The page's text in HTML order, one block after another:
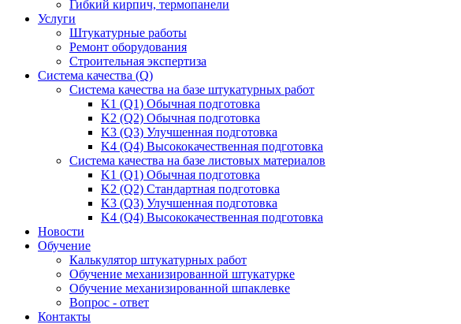
Гибкий кирпич, термопанели
Услуги
Штукатурные работы
Ремонт оборудования
Строительная экспертиза
Система качества (Q)
Система качества на базе штукатурных работ
K1 (Q1) Обычная подготовка
K2 (Q2) Обычная подготовка
K3 (Q3) Улучшенная подготовка
K4 (Q4) Высококачественная подготовка
Система качества на базе листовых материалов
K1 (Q1) Обычная подготовка
K2 (Q2) Стандартная подготовка
K3 (Q3) Улучшенная подготовка
K4 (Q4) Высококачественная подготовка
Новости
Обучение
Калькулятор штукатурных работ
Обучение механизированной штукатурке
Обучение механизированной шпаклевке
Вопрос - ответ
Контакты